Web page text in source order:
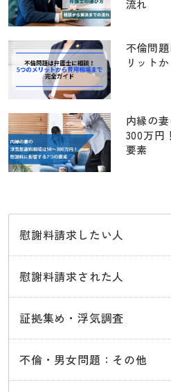
流れ
不倫問
リット
内縁の
300万円
要素
慰謝料請求したい人
慰謝料請求された人
証拠集め・浮気調査
不倫・男女問題：その他